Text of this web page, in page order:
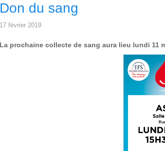
Don du sang
17 février 2019
La prochaine collecte de sang aura lieu lundi 11